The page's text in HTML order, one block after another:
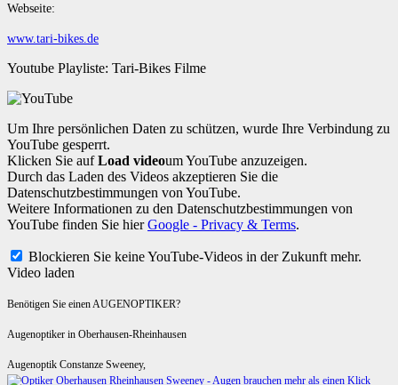
Webseite:
www.tari-bikes.de
Youtube Playliste: Tari-Bikes Filme
Um Ihre persönlichen Daten zu schützen, wurde Ihre Verbindung zu
YouTube gesperrt.
Klicken Sie aufLoad videoum YouTube anzuzeigen.
Durch das Laden des Videos akzeptieren Sie die
Datenschutzbestimmungen von YouTube.
Weitere Informationen zu den Datenschutzbestimmungen von
YouTube finden Sie hierGoogle - Privacy & Terms.
Blockieren Sie keine YouTube-Videos in der Zukunft mehr.
Video laden
Benötigen Sie einen AUGENOPTIKER?
Augenoptiker in Oberhausen-Rheinhausen
Augenoptik Constanze Sweeney,